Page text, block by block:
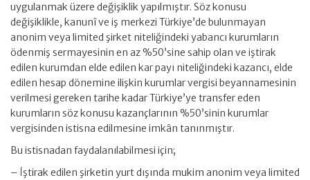
uygulanmak üzere değişiklik yapılmıştır. Söz konusu
değişiklikle, kanunî ve iş merkezi Türkiye’de bulunmayan
anonim veya limited şirket niteliğindeki yabancı kurumların
ödenmiş sermayesinin en az %50’sine sahip olan ve iştirak
edilen kurumdan elde edilen kar payı niteliğindeki kazancı, elde
edilen hesap dönemine ilişkin kurumlar vergisi beyannamesinin
verilmesi gereken tarihe kadar Türkiye’ye transfer eden
kurumların söz konusu kazançlarının %50’sinin kurumlar
vergisinden istisna edilmesine imkân tanınmıştır.
Bu istisnadan faydalanılabilmesi için;
– İştirak edilen şirketin yurt dışında mukim anonim veya limited